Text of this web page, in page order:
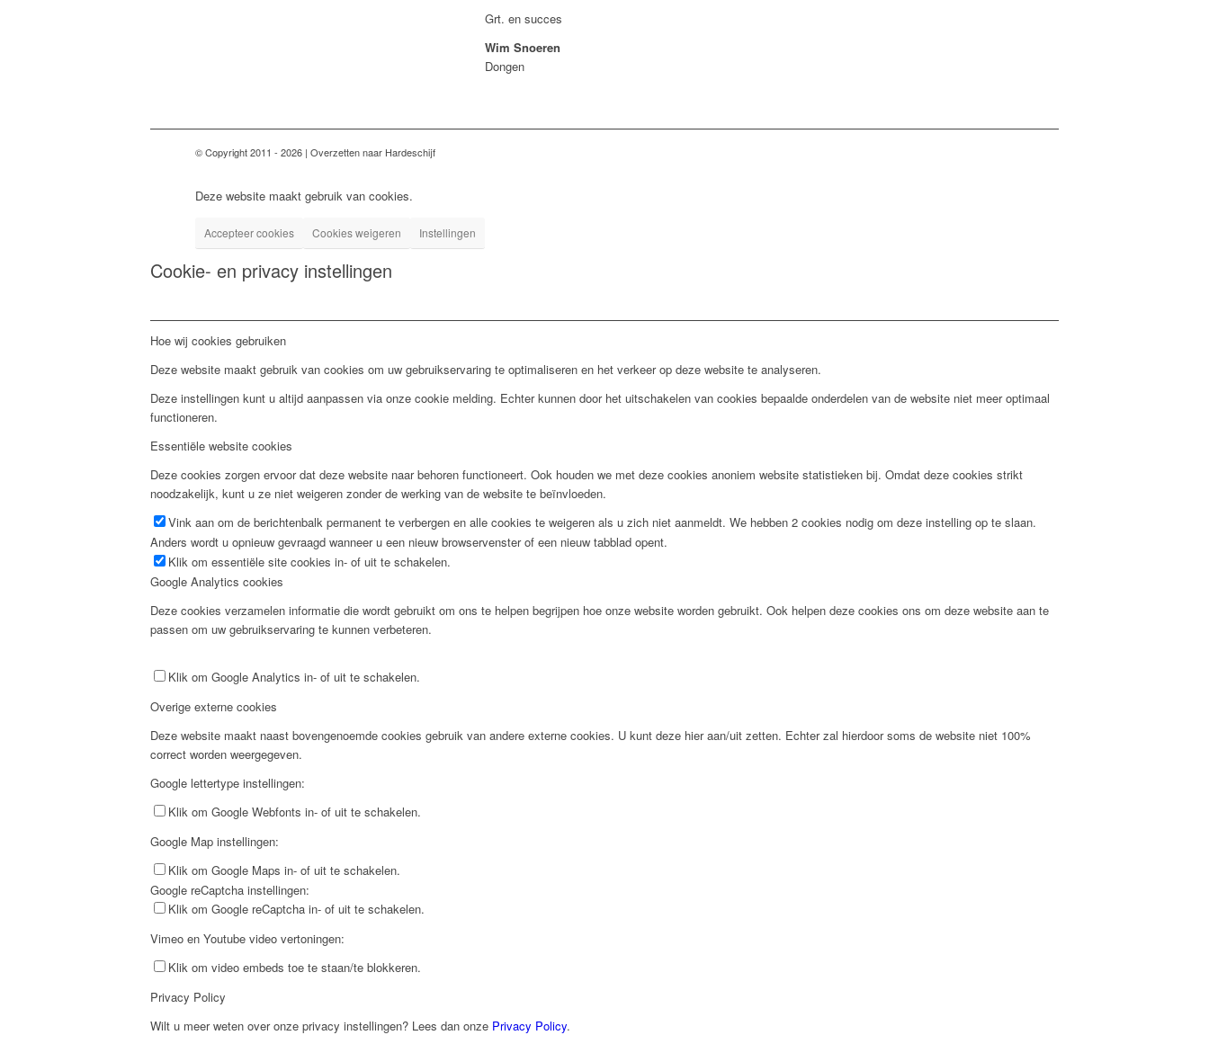
Grt. en succes
Wim Snoeren
Dongen
© Copyright 2011 - 2026 | Overzetten naar Hardeschijf
Deze website maakt gebruik van cookies.
Accepteer cookies Cookies weigeren Instellingen
Cookie- en privacy instellingen
Hoe wij cookies gebruiken
Deze website maakt gebruik van cookies om uw gebruikservaring te optimaliseren en het verkeer op deze website te analyseren.
Deze instellingen kunt u altijd aanpassen via onze cookie melding. Echter kunnen door het uitschakelen van cookies bepaalde onderdelen van de website niet meer optimaal
functioneren.
Essentiële website cookies
Deze cookies zorgen ervoor dat deze website naar behoren functioneert. Ook houden we met deze cookies anoniem website statistieken bij. Omdat deze cookies strikt
noodzakelijk, kunt u ze niet weigeren zonder de werking van de website te beïnvloeden.
Vink aan om de berichtenbalk permanent te verbergen en alle cookies te weigeren als u zich niet aanmeldt. We hebben 2 cookies nodig om deze instelling op te slaan.
Anders wordt u opnieuw gevraagd wanneer u een nieuw browservenster of een nieuw tabblad opent.
Klik om essentiële site cookies in- of uit te schakelen.
Google Analytics cookies
Deze cookies verzamelen informatie die wordt gebruikt om ons te helpen begrijpen hoe onze website worden gebruikt. Ook helpen deze cookies ons om deze website aan te
passen om uw gebruikservaring te kunnen verbeteren.
Klik om Google Analytics in- of uit te schakelen.
Overige externe cookies
Deze website maakt naast bovengenoemde cookies gebruik van andere externe cookies. U kunt deze hier aan/uit zetten. Echter zal hierdoor soms de website niet 100%
correct worden weergegeven.
Google lettertype instellingen:
Klik om Google Webfonts in- of uit te schakelen.
Google Map instellingen:
Klik om Google Maps in- of uit te schakelen.
Google reCaptcha instellingen:
Klik om Google reCaptcha in- of uit te schakelen.
Vimeo en Youtube video vertoningen:
Klik om video embeds toe te staan/te blokkeren.
Privacy Policy
Wilt u meer weten over onze privacy instellingen? Lees dan onze Privacy Policy.